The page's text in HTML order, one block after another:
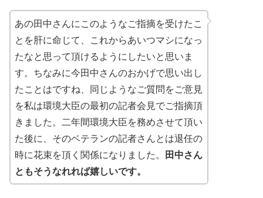
あの田中さんにこのようなご指摘を受けたこ
とを肝に命じて、これからあいつマシになっ
たなと思って頂けるようにしたいと思いま
す。ちなみに今田中さんのおかげで思い出し
たことはですね、同じようなご質問をご意見
を私は環境大臣の最初の記者会見でご指摘頂
きました。二年間環境大臣を務めさせて頂い
た後に、そのベテランの記者さんとは退任の
時に花束を頂く関係になりました。 田中さん
ともそうなれれば嬉しいです。